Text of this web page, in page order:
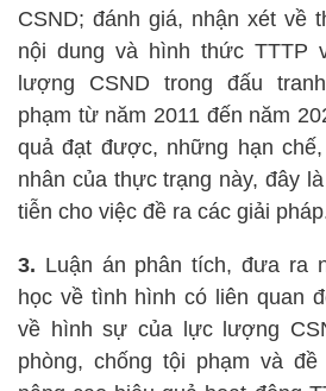
CSND; đánh giá, nhận xét về
nội dung và hình thức TTTP
lượng CSND trong đấu
phạm từ năm 2011 đến năm
quả đạt được, những hạn
nhân của thực trạng này, đây
tiễn cho việc đề ra các giải
3. Luận án phân tích, đưa ra
học về tình hình có liên quan
về hình sự của lực lượng
phòng, chống tội phạm và